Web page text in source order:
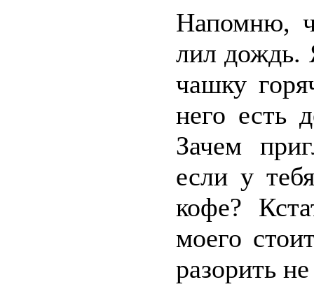
Напомню,
лил дождь.
чашку
него есть
Зачем
если у
кофе?
моего
разорить